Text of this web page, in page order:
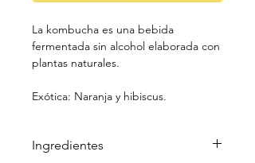
La kombucha es una bebida
fermentada sin alcohol elaborada con
plantas naturales.
Exótica: Naranja y hibiscus.
Ingredientes